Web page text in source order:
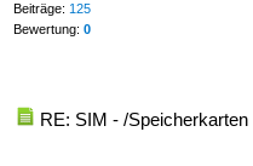
Beiträge: 125
Bewertung: 0
RE: SIM - /